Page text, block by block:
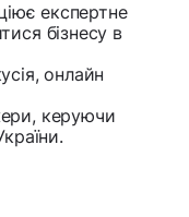
експертне
бізнесу в
онлайн
керуючи